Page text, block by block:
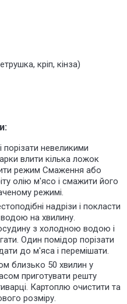
кріп, кінза)
невеликими
влити кілька ложок
режим Смаження або
олію м'ясо і смажити його
режимі.
надрізи і покласти
на хвилину.
з холодною водою і
Один помідор порізати
до м'яса і перемішати.
близько 50 хвилин у
приготувати решту
Картоплю очистити та
розміру.